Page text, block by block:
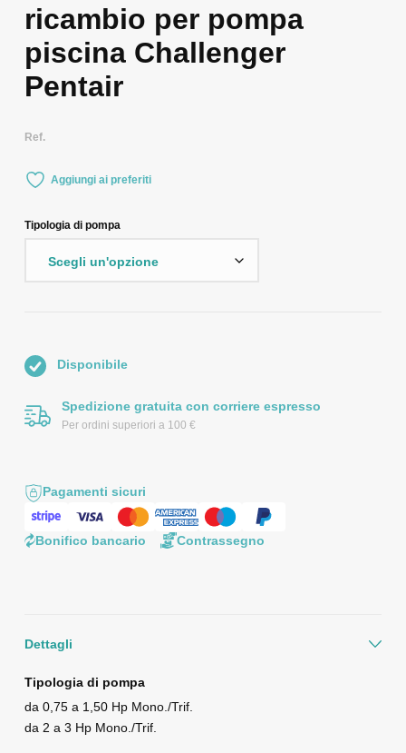
ricambio per pompa
piscina Challenger
Pentair
Ref.
Aggiungi ai preferiti
Tipologia di pompa
Disponibile
Spedizione gratuita con corriere espresso
Per ordini superiori a 100 €
Pagamenti sicuri
Bonifico bancario Contrassegno
Dettagli
Tipologia di pompa
da 0,75 a 1,50 Hp Mono./Trif.
da 2 a 3 Hp Mono./Trif.